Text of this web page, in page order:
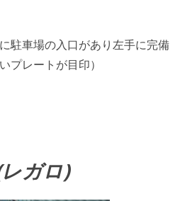
駐車場の入口があり左手に完備
プレートが目印）
レガロ)